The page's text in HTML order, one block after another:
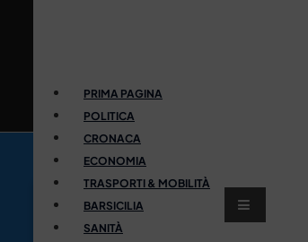
PRIMA PAGINA
POLITICA
CRONACA
ECONOMIA
TRASPORTI & MOBILITÀ
BARSICILIA
SANITÀ